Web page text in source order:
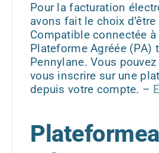
Pour la facturation
avons fait le choix
Compatible connectée à
Plateforme Agréée (PA)
Pennylane. Vous
vous inscrire sur une
depuis votre compte. –